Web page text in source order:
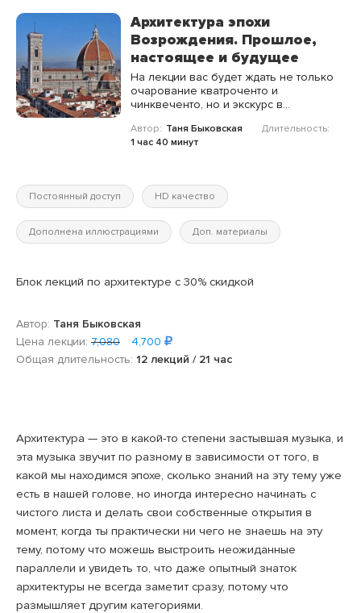
Архитектура эпохи
Возрождения. Прошлое,
настоящее и будущее
На лекции вас будет ждать не только
очарование кватроченто и
чинквеченто, но и экскурс в
знакомство с памятниками
классицизма, ампира, романтизма и
Автор: Таня Быковская
Длительность:
1 час 40 минут
Постоянный доступ HD качество
Дополнена иллюстрациями Доп. материалы
Блок лекций по архитектуре с 30% скидкой
Автор: Таня Быковская
Цена лекции: 7,080
4,700
Общая длительность: 12 лекций / 21 час
Архитектура — это в какой-то степени застывшая музыка, и
эта музыка звучит по разному в зависимости от того, в
какой мы находимся эпохе, сколько знаний на эту тему уже
есть в нашей голове, но иногда интересно начинать с
чистого листа и делать свои собственные открытия в
момент, когда ты практически ни чего не знаешь на эту
тему, потому что можешь выстроить неожиданные
параллели и увидеть то, что даже опытный знаток
архитектуры не всегда заметит сразу, потому что
размышляет другим категориями.